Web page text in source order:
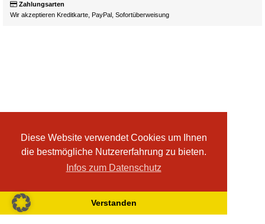
Diese Website verwendet Cookies um Ihnen
die bestmögliche Nutzererfahrung zu bieten.
Infos zum Datenschutz
Verstanden
Zahlungsarten
Wir akzeptieren Kreditkarte, PayPal, Sofortüberweisung